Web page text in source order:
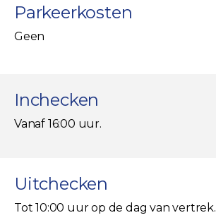
Parkeerkosten
Geen
Inchecken
Vanaf 16:00 uur.
Uitchecken
Tot 10:00 uur op de dag van vertrek.